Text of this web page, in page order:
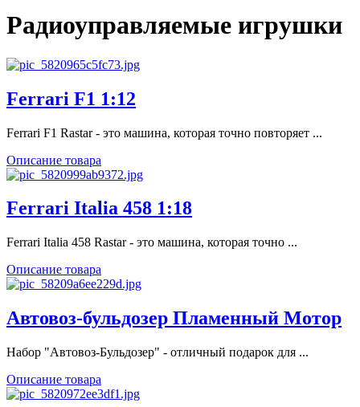
Радиоуправляемые игрушки
Ferrari F1 1:12
Ferrari F1 Rastar - это машина, которая точно повторяет ...
Описание товара
Ferrari Italia 458 1:18
Ferrari Italia 458 Rastar - это машина, которая точно ...
Описание товара
Автовоз-бульдозер Пламенный Мотор
Набор "Автовоз-Бульдозер" - отличный подарок для ...
Описание товара